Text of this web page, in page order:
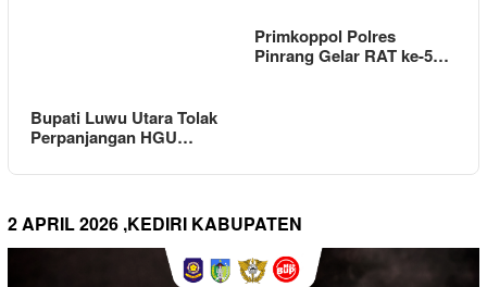
Bupati Luwu Utara Tolak
Perpanjangan HGU…
Primkoppol Polres
Pinrang Gelar RAT ke-5…
2 APRIL 2026 ,KEDIRI KABUPATEN